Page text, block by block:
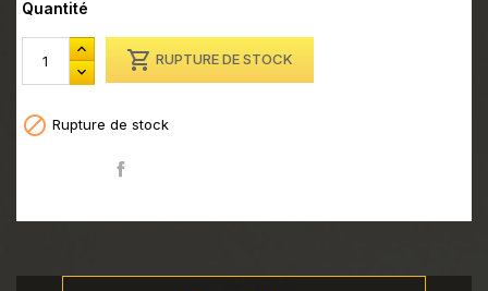
Quantité
 RUPTURE DE STOCK
 Rupture de stock